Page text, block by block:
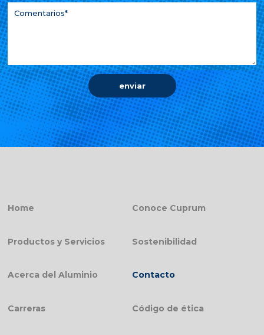
enviar
Home Conoce Cuprum
Productos y Servicios Sostenibilidad
Acerca del Aluminio Contacto
Carreras Código de ética